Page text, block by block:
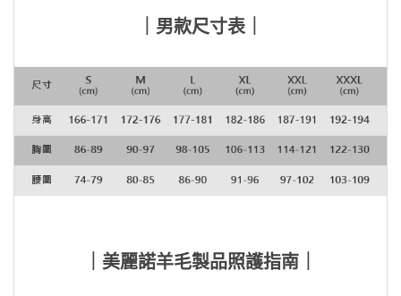
｜男款尺寸表｜
｜美麗諾羊毛製品照護指南｜